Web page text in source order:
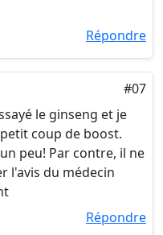
Répondre
#07
le ginseng et je
coup de boost.
peu! Par contre, il ne
l'avis du médecin
Répondre